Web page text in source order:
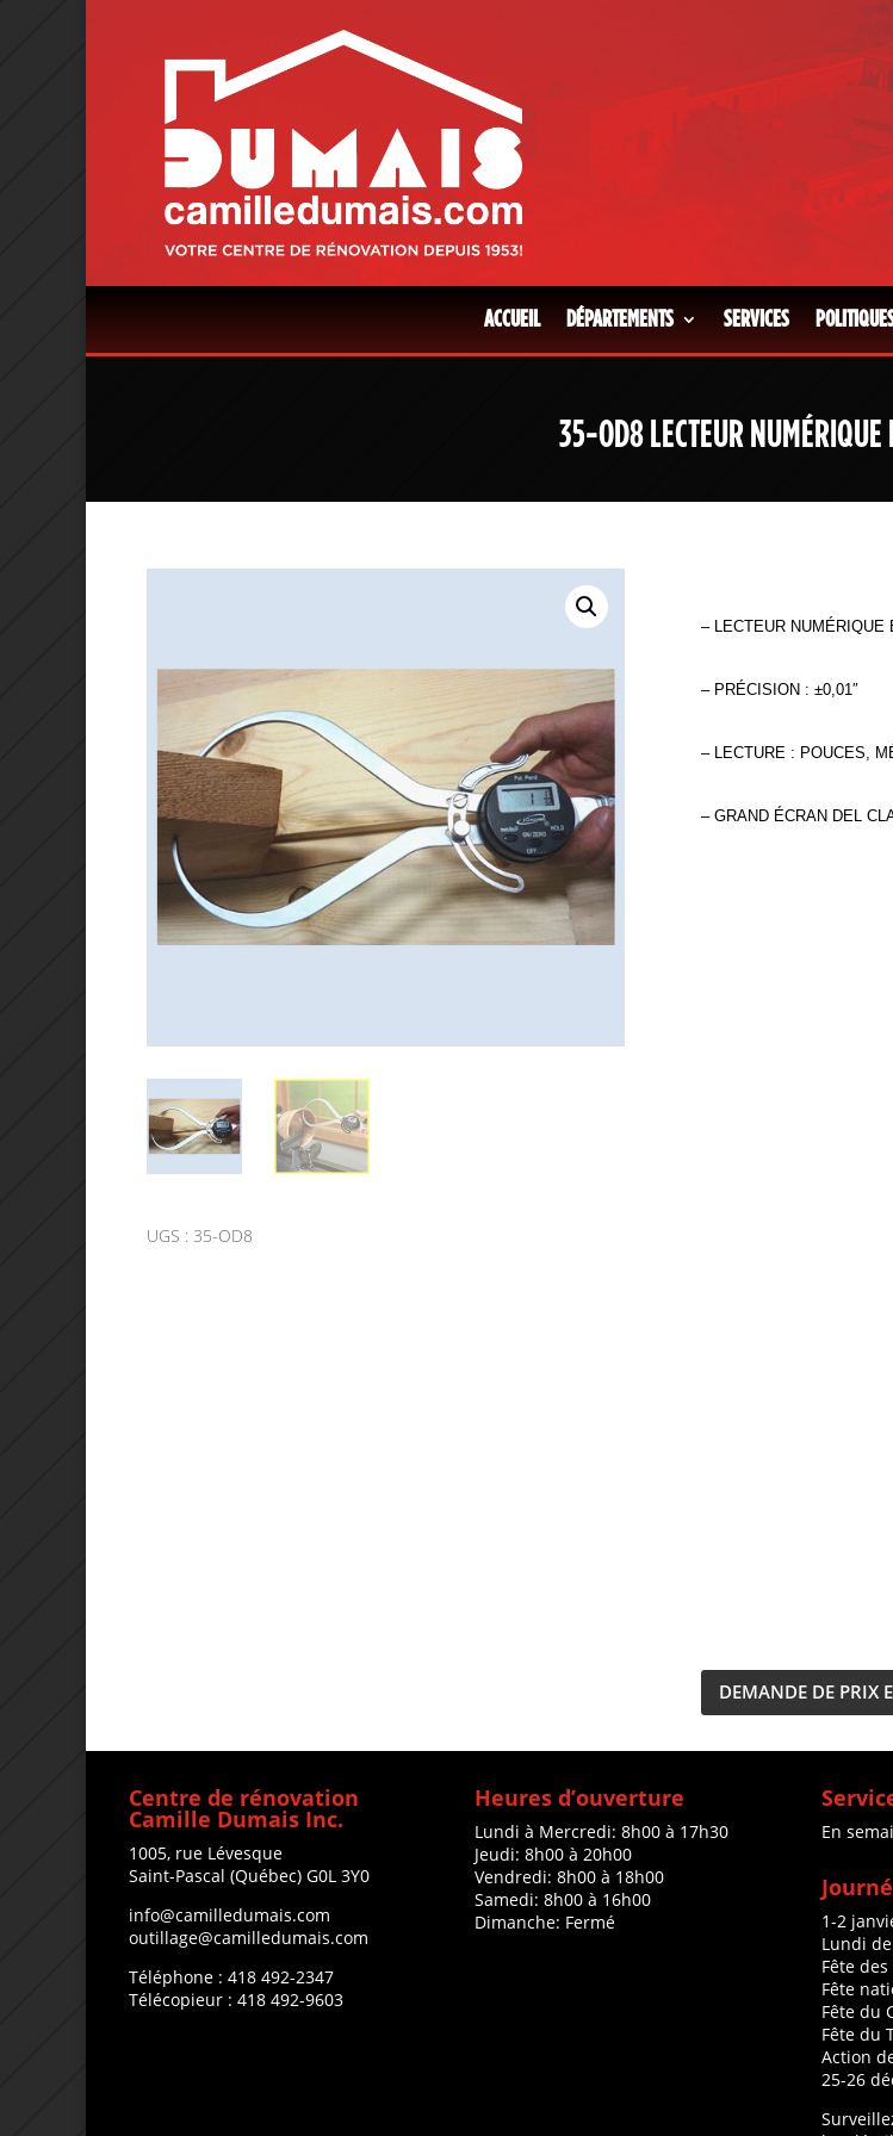
ACCUEIL DÉPARTEMENTS SERVICES
35-OD8 LECTEUR NUMÉRIQUE
UGS : 35-OD8
– LECTEUR NUMÉRIQUE
– PRÉCISION : ±0,01″
– LECTURE : POUCES,
– GRAND ÉCRAN DEL
DEMANDE DE PRIX
Centre de rénovation
Camille Dumais Inc.
1005, rue Lévesque
Saint-Pascal (Québec) G0L 3Y0
info@camilledumais.com
outillage@camilledumais.com
Téléphone : 418 492-2347
Télécopieur : 418 492-9603
Heures d’ouverture
Lundi à Mercredi: 8h00 à 17h30
Jeudi: 8h00 à 20h00
Vendredi: 8h00 à 18h00
Samedi: 8h00 à 16h00
Dimanche: Fermé
En
1-2
Lundi
Fête
Fête
Fête du
Fête du
Action
25-26